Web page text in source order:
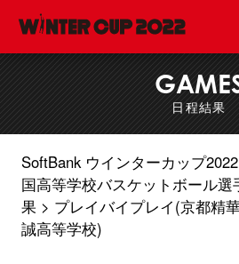
日程結果
SoftBank ウインターカップ
国高等学校バスケットボール選
果
プレイバイプレイ(京都精
誠高等学校)